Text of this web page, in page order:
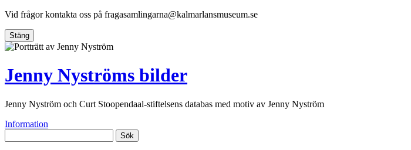
Vid frågor kontakta oss på fragasamlingarna@kalmarlansmuseum.se
Stäng
Jenny Nyströms bilder
Jenny Nyström och Curt Stoopendaal-stiftelsens databas med motiv av Jenny Nyström
Information
Sök